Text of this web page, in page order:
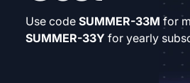
Use code SUMMER-33M for
SUMMER-33Y for yearly